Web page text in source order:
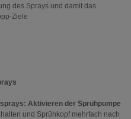
des Sprays und damit das
Ziele
Aktivieren der Sprühpumpe
und Sprühkopf mehrfach nach